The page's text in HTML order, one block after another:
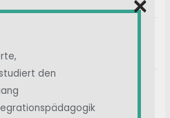
of intravenous immunoglobulin in...
den